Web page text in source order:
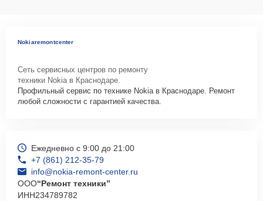
Nokiaremontcenter
Сеть сервисных центров по ремонту
техники Nokia в Краснодаре.
Профильный сервис по технике Nokia в Краснодаре. Ремонт
любой сложности с гарантией качества.
Ежедневно с 9:00 до 21:00
+7 (861) 212-35-79
info@nokia-remont-center.ru
ООО“Ремонт техники”
ИНН234789782